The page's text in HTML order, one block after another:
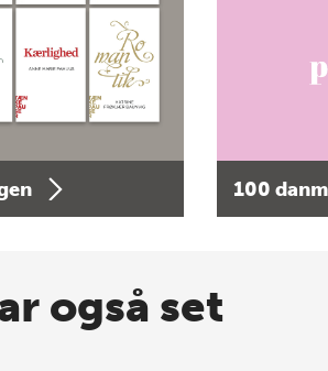
100
også set